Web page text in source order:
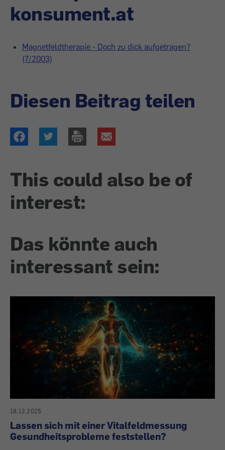
konsument.at
Magnetfeldtherapie - Doch zu dick aufgetragen?
(7/2003)
Diesen Beitrag teilen
This could also be of
interest:
Das könnte auch
interessant sein:
18.12.2025
Lassen sich mit einer Vitalfeldmessung
Gesundheitsprobleme feststellen?